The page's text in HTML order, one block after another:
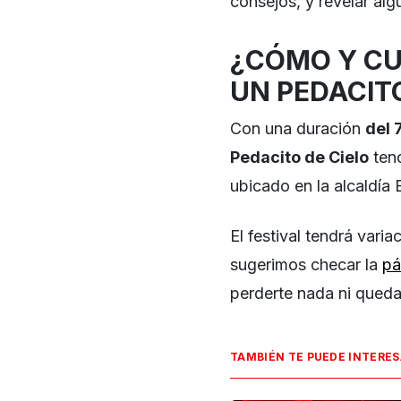
¿CÓMO Y
UN
Con una duración del
Pedacito de Cielo
ubicado en la alcaldía
El festival tendrá
sugerimos checar la
perderte nada ni
TAMBIÉN TE PUEDE